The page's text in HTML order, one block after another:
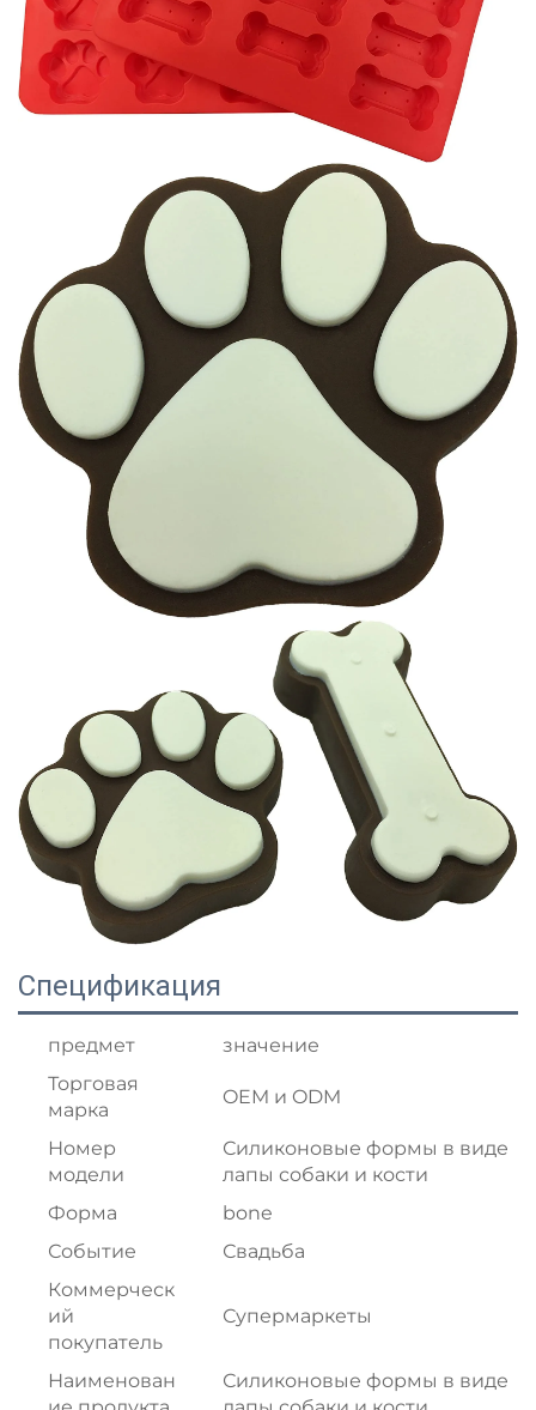
Спецификация
предмет
значение
Торговая
марка
OEM и ODM
Номер
модели
Силиконовые формы в виде
лапы собаки и кости
Форма
bone
Событие
Свадьба
Коммерческ
ий
покупатель
Супермаркеты
Наименован
Силиконовые формы в виде